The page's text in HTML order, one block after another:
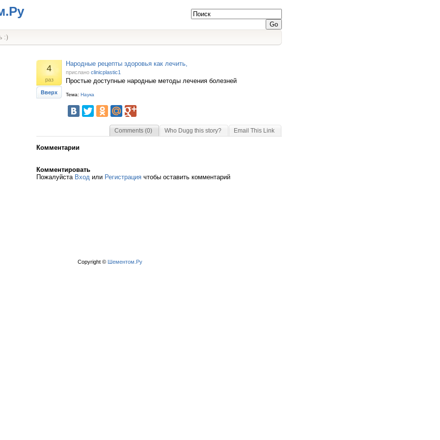
:)
4
раз
Вверх
Народные рецепты здоровья как лечить,
прислано clinicplastic1
Простые доступные народные методы лечения болезней
Тема: Наука
Comments (0) Who Dugg this story? Email This Link
Комментарии
Комментировать
Пожалуйста Вход или Регистрация чтобы оставить комментарий
Copyright © Шементом.Ру